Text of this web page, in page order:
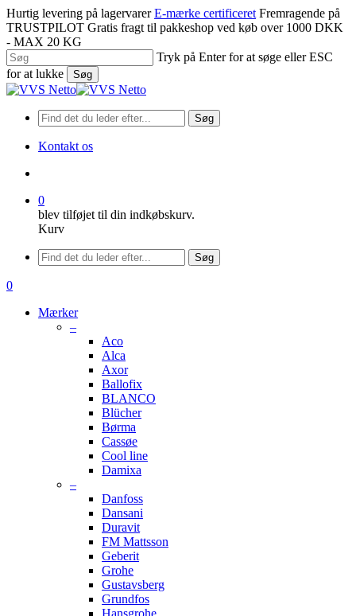
Spring
til
hovedindhold
Hurtig levering på lagervarer E-mærke certificeret Fremragende på
TRUSTPILOT Gratis fragt til pakkeshop ved køb over 1000 DKK
- MAX 20 KG
Tryk på Enter for at søge eller ESC
for at lukke
Søg
Luk
Søg
Kontakt os
0
blev tilføjet til din indkøbskurv.
Kurv
Menu
Søg
søge
0
Mærker
–
Aco
Alca
Axor
Ballofix
BLANCO
Blücher
Børma
Cassøe
Cool line
Damixa
–
Danfoss
Dansani
Duravit
FM Mattsson
Geberit
Grohe
Gustavsberg
Grundfos
Hansgrohe